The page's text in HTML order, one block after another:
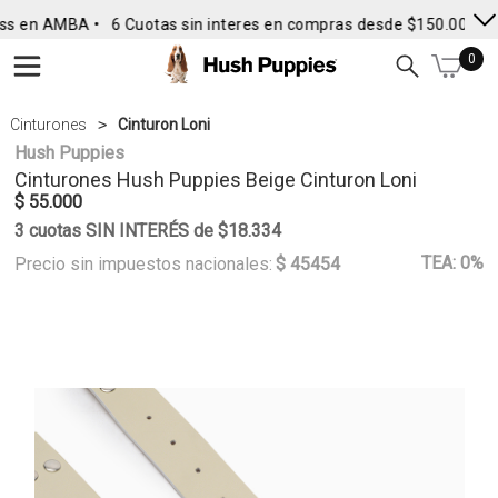
en AMBA • 6 Cuotas sin interes en compras desde $150.000 •
0
Cinturones Cinturon Loni
Hush Puppies
Cinturones Hush Puppies Beige Cinturon Loni
$ 55.000
3 cuotas SIN INTERÉS de $18.334
Precio sin impuestos nacionales: $ 45454 TEA: 0%